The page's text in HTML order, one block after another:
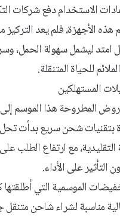
الاستخدام دفع شركات
الأجهزة، فلم يعد
امتد ليشمل سهولة الحمل،
للحياة المتنقلة.
المستهلكين
المطروحة هذا الموسم
بتقنيات شحن سريع بدأت
مع ارتفاع الطلب
على الأداء.
الموسمية التي
مناسبة لشراء شاحن